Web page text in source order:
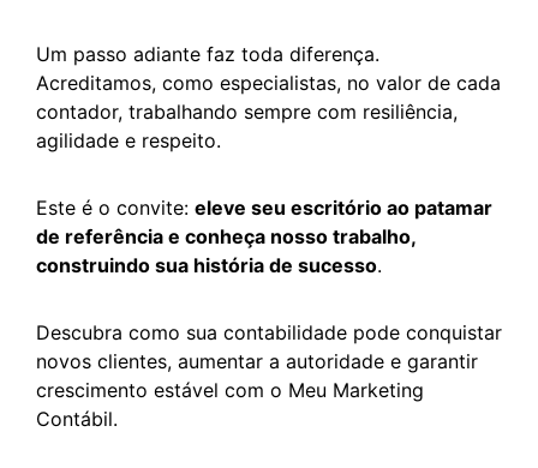
Um passo adiante faz toda diferença.
Acreditamos, como especialistas, no valor de cada
contador, trabalhando sempre com resiliência,
agilidade e respeito.
Este é o convite: eleve seu escritório ao patamar
de referência e conheça nosso trabalho,
construindo sua história de sucesso.
Descubra como sua contabilidade pode conquistar
novos clientes, aumentar a autoridade e garantir
crescimento estável com o Meu Marketing
Contábil.